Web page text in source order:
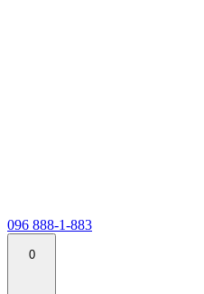
096 888-1-883
0